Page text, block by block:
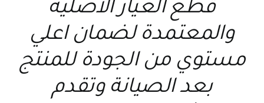
قطع الغيار الاصليه
والمعتمدة لضمان اعلي
مستوي من الجودة للمنتج
بعد الصيانة وتقدم